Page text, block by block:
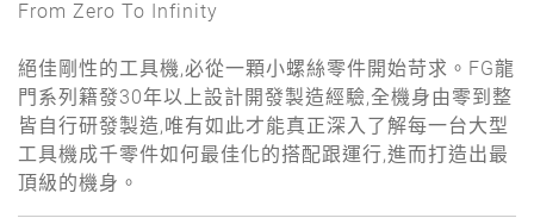
From Zero To Infinity
絕佳剛性的工具機,必從一顆小螺絲零件開始苛求。FG龍
門系列籍發30年以上設計開發製造經驗,全機身由零到整
皆自行研發製造,唯有如此才能真正深入了解每一台大型
工具機成千零件如何最佳化的搭配跟運行,進而打造出最
頂級的機身。